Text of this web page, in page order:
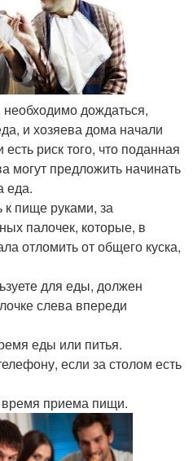
дождаться,
и хозяева дома начали
риск того, что поданная
могут предложить начинать
еда.
к пище руками, за
палочек, которые, в
отломить от общего куска,
для еды, должен
слева впереди
еды или питья.
если за столом есть
приема пищи.